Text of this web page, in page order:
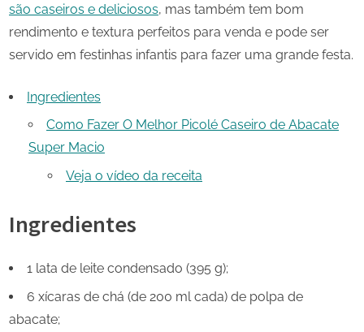
são caseiros e deliciosos, mas também tem bom
rendimento e textura perfeitos para venda e pode ser
servido em festinhas infantis para fazer uma grande festa.
Ingredientes
Como Fazer O Melhor Picolé Caseiro de Abacate
Super Macio
Veja o vídeo da receita
Ingredientes
1 lata de leite condensado (395 g);
6 xícaras de chá (de 200 ml cada) de polpa de
abacate;